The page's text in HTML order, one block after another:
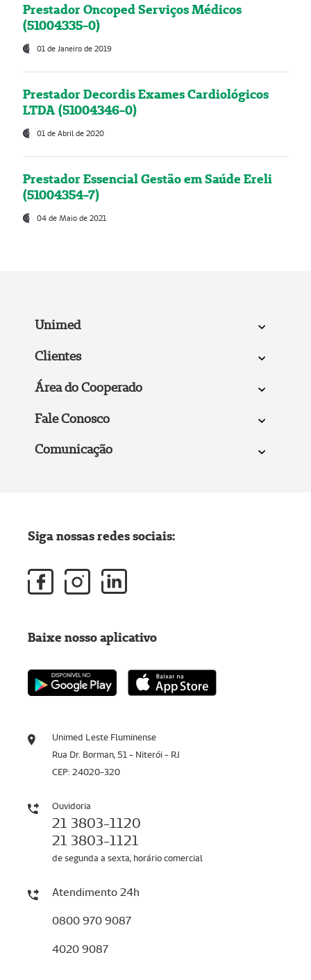
Prestador Oncoped Serviços Médicos
(51004335-0)
01 de Janeiro de 2019
Prestador Decordis Exames Cardiológicos
LTDA (51004346-0)
01 de Abril de 2020
Prestador Essencial Gestão em Saúde Ereli
(51004354-7)
04 de Maio de 2021
Unimed
Clientes
Área do Cooperado
Fale Conosco
Comunicação
Unimed Leste Fluminense
Rua Dr. Borman, 51 - Niterói - RJ
CEP: 24020-320
Ouvidoria
21 3803-1120
21 3803-1121
de segunda a sexta, horário comercial
Atendimento 24h
0800 970 9087
4020 9087
Siga nossas redes sociais:
Baixe nosso aplicativo